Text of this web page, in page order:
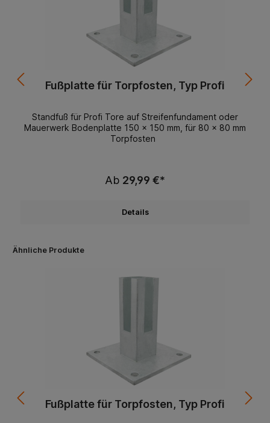
Fußplatte für Torpfosten, Typ Profi
Standfuß für Profi Tore auf Streifenfundament oder
Mauerwerk Bodenplatte 150 x 150 mm, für 80 x 80 mm
Torpfosten
Ab 29,99 €*
Details
Ähnliche Produkte
Fußplatte für Torpfosten, Typ Profi